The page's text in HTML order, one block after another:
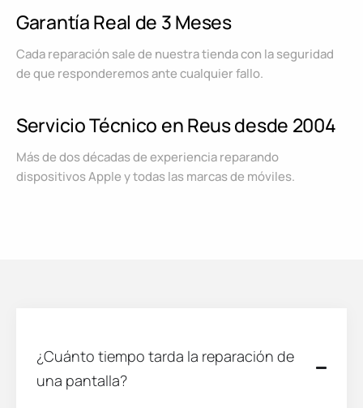
Garantía Real de 3 Meses
Cada reparación sale de nuestra tienda con la seguridad
de que responderemos ante cualquier fallo.
Servicio Técnico en Reus desde 2004
Más de dos décadas de experiencia reparando
dispositivos Apple y todas las marcas de móviles.
¿Cuánto tiempo tarda la reparación de
una pantalla?